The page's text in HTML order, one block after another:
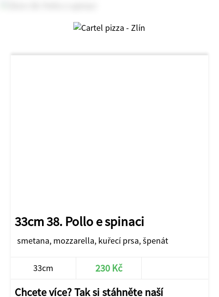
33cm 38. Pollo e spinaci
smetana, mozzarella, kuřecí prsa, špenát
33cm 230 Kč
Chcete více? Tak si stáhněte naší